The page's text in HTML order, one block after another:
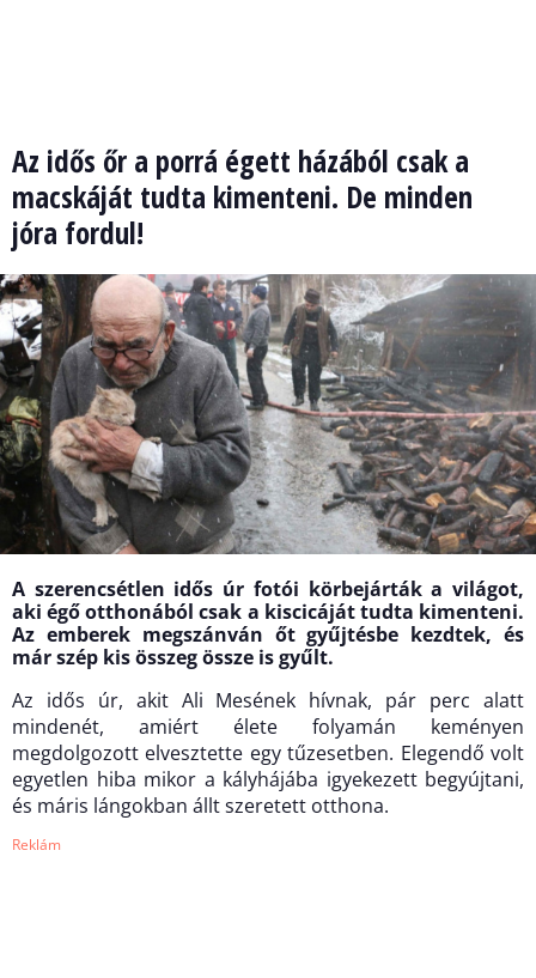
Az idős őr a porrá égett házából csak a
macskáját tudta kimenteni. De minden
jóra fordul!
A szerencsétlen idős úr fotói körbejárták a világot,
aki égő otthonából csak a kiscicáját tudta kimenteni.
Az emberek megszánván őt gyűjtésbe kezdtek, és
már szép kis összeg össze is gyűlt.
Az idős úr, akit Ali Mesének hívnak, pár perc alatt
mindenét, amiért élete folyamán keményen
megdolgozott elvesztette egy tűzesetben. Elegendő volt
egyetlen hiba mikor a kályhájába igyekezett begyújtani,
és máris lángokban állt szeretett otthona.
Reklám